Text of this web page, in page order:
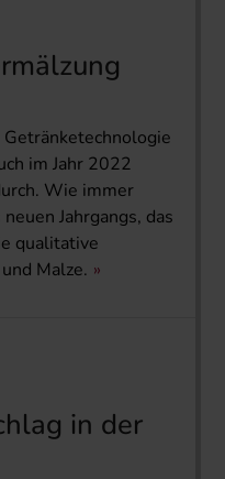
im Jahr 2022
Wie immer
Jahrgangs, das
qualitative
Malze.
in der